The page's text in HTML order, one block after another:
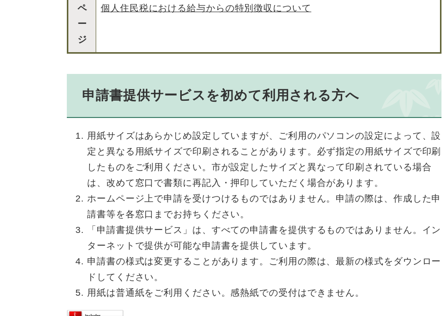
ペ
ー
ジ
個人住民税における給与からの特別徴収について
申請書提供サービスを初めて利用される方へ
用紙サイズはあらかじめ設定していますが、ご利用のパソコンの設定によって、設
定と異なる用紙サイズで印刷されることがあります。必ず指定の用紙サイズで印刷
したものをご利用ください。市が設定したサイズと異なって印刷されている場合
は、改めて窓口で書類に再記入・押印していただく場合があります。
ホームページ上で申請を受けつけるものではありません。申請の際は、作成した申
請書等を各窓口までお持ちください。
「申請書提供サービス」は、すべての申請書を提供するものではありません。イン
ターネットで提供が可能な申請書を提供しています。
申請書の様式は変更することがあります。ご利用の際は、最新の様式をダウンロー
ドしてください。
用紙は普通紙をご利用ください。感熱紙での受付はできません。